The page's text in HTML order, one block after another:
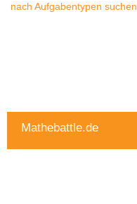
nach Aufgabentypen suchen
Mathebattle.de